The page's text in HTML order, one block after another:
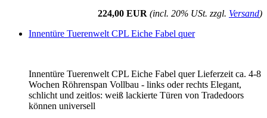
224,00 EUR (incl. 20% USt. zzgl. Versand)
Innentüre Tuerenwelt CPL Eiche Fabel quer
Innentüre Tuerenwelt CPL Eiche Fabel quer Lieferzeit ca. 4-8
Wochen Röhrenspan Vollbau - links oder rechts Elegant,
schlicht und zeitlos: weiß lackierte Türen von Tradedoors
können universell